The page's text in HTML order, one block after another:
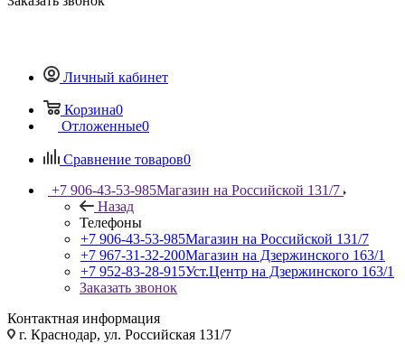
Личный кабинет
Корзина0
Отложенные0
Сравнение товаров0
+7 906-43-53-985Магазин на Российской 131/7
Назад
Телефоны
+7 906-43-53-985Магазин на Российской 131/7
+7 967-31-32-200Магазин на Дзержинского 163/1
+7 952-83-28-915Уст.Центр на Дзержинского 163/1
Заказать звонок
Контактная информация
г. Краснодар, ул. Российская 131/7